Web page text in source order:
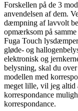
Forskellen på de 3
anvendelsen af dem.
dæmpning af lavvolt
opmærksom på
Fuga Touch
gløde- og
elektronisk og
belysning, skal du
modellen med
meget lille, vil jeg altid
korrespondance
korrespondance.